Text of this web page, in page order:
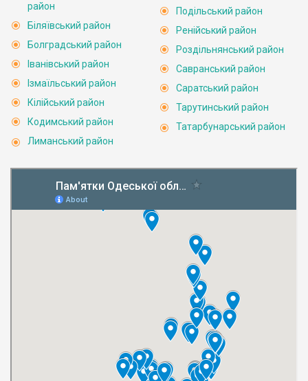
район
Біляївський район
Болградський район
Іванівський район
Ізмаїльський район
Кілійський район
Кодимський район
Лиманський район
Подільський район
Ренійський район
Роздільнянський район
Савранський район
Саратський район
Тарутинський район
Татарбунарський район